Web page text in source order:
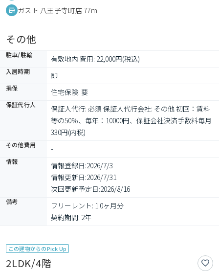
ガスト 八王子寺町店 77m
その他
駐車/駐輪 有敷地内 費用: 22,000円(税込)
入居時期 即
損保 住宅保険: 要
保証代行人
保証人代行: 必須 保証人代行会社: その他 初回：賃料
等の50％、毎年：10000円、保証会社決済手数料毎月
330円(内税)
その他費用 -
情報 情報登録日:2026/7/3
情報更新日:2026/7/31
次回更新予定日:2026/8/16
備考
フリーレント: 1.0ヶ月分
契約期間: 2年
この建物からのPick Up
2LDK/4階